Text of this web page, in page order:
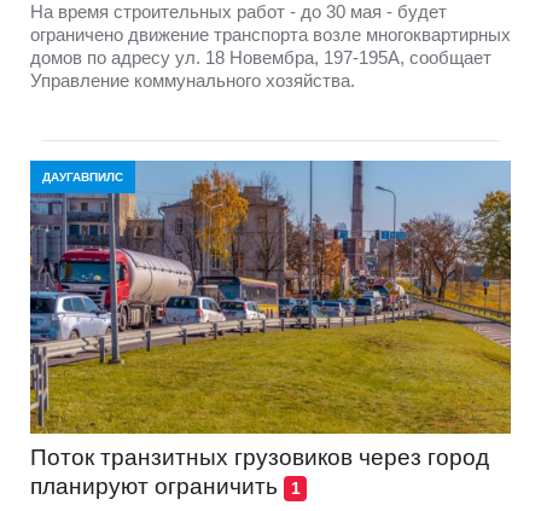
На время строительных работ - до 30 мая - будет
ограничено движение транспорта возле многоквартирных
домов по адресу ул. 18 Новембра, 197-195А, сообщает
Управление коммунального хозяйства.
ДАУГАВПИЛС
Поток транзитных грузовиков через город
планируют ограничить
1